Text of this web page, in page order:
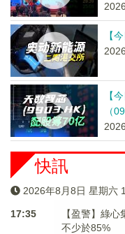
【
【
（
快訊
2026年8月8日 星期六
17:35
【盈警】綠
不少於85%